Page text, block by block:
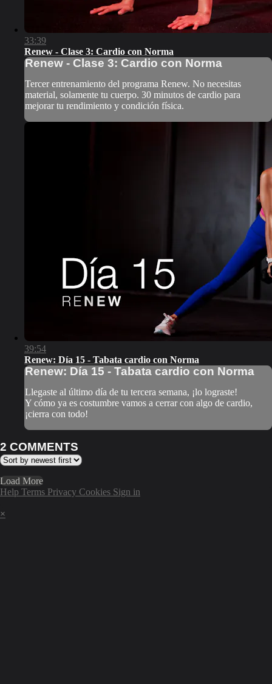
33:39
Renew - Clase 3: Cardio con Norma
Renew - Clase 3: Cardio con Norma
Tercer entrenamiento del programa Renew. No necesitas
material, solamente tu cuerpo. 30 minutos de cardio para
mejorar tu rendimiento y condición física.
39:54
Renew: Día 15 - Tabata cardio con Norma
Renew: Día 15 - Tabata cardio con Norma
Llegaste al último día de tu tercera semana, ¡lo lograste!
Y cómo ya es costumbre vamos a cerrar con algo de cardio,
¡cierra con todo!
2 COMMENTS
Load More
Help Terms Privacy Cookies Sign in
×